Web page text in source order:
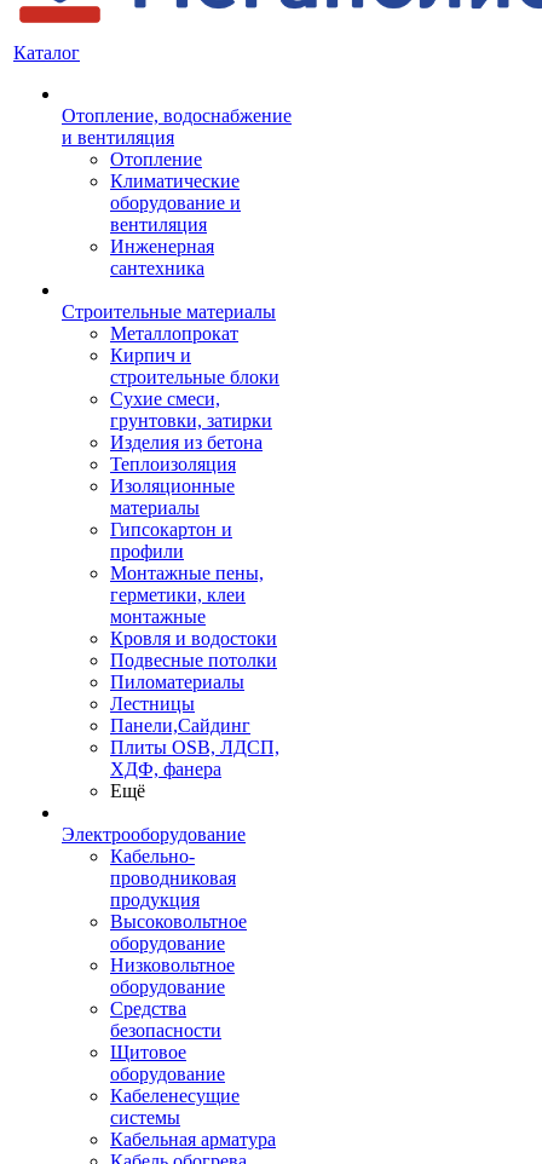
Каталог
Отопление, водоснабжение
и вентиляция
Отопление
Климатические
оборудование и
вентиляция
Инженерная
сантехника
Строительные материалы
Металлопрокат
Кирпич и
строительные блоки
Сухие смеси,
грунтовки, затирки
Изделия из бетона
Теплоизоляция
Изоляционные
материалы
Гипсокартон и
профили
Монтажные пены,
герметики, клеи
монтажные
Кровля и водостоки
Подвесные потолки
Пиломатериалы
Лестницы
Панели,Сайдинг
Плиты OSB, ЛДСП,
ХДФ, фанера
Ещё
Электрооборудование
Кабельно-
проводниковая
продукция
Высоковольтное
оборудование
Низковольтное
оборудование
Средства
безопасности
Щитовое
оборудование
Кабеленесущие
системы
Кабельная арматура